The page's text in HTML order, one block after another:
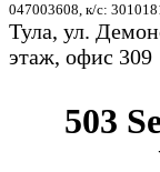
047003608, к/с:
Тула, ул.
этаж, офис 309